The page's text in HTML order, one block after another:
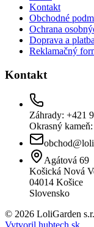
Kontakt
Obchodné
Ochrana
Doprava a platba
Reklamačný
Kontakt
Záhrady: +421
Okrasný
Agátová 69
Košická Nová
04014 Košice
Slovensko
© 2026 LoliGarden